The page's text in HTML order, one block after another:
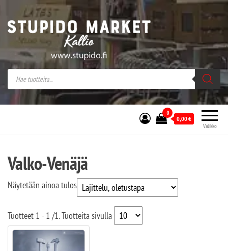
Stupido Market – verkossa ja kivijalassa
Stupido Market on vaihtoehtomusaan
erikoistunut verkko- sekä
kivijalkakauppa Helsingissä Kallion
sydämessä.
Valikko
0
0,00€
Valko-Venäjä
Näytetään ainoa tulos
Tuotteet 1 - 1 /1. Tuotteita sivulla